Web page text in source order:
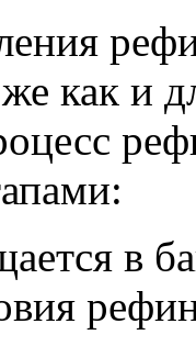
как и
в